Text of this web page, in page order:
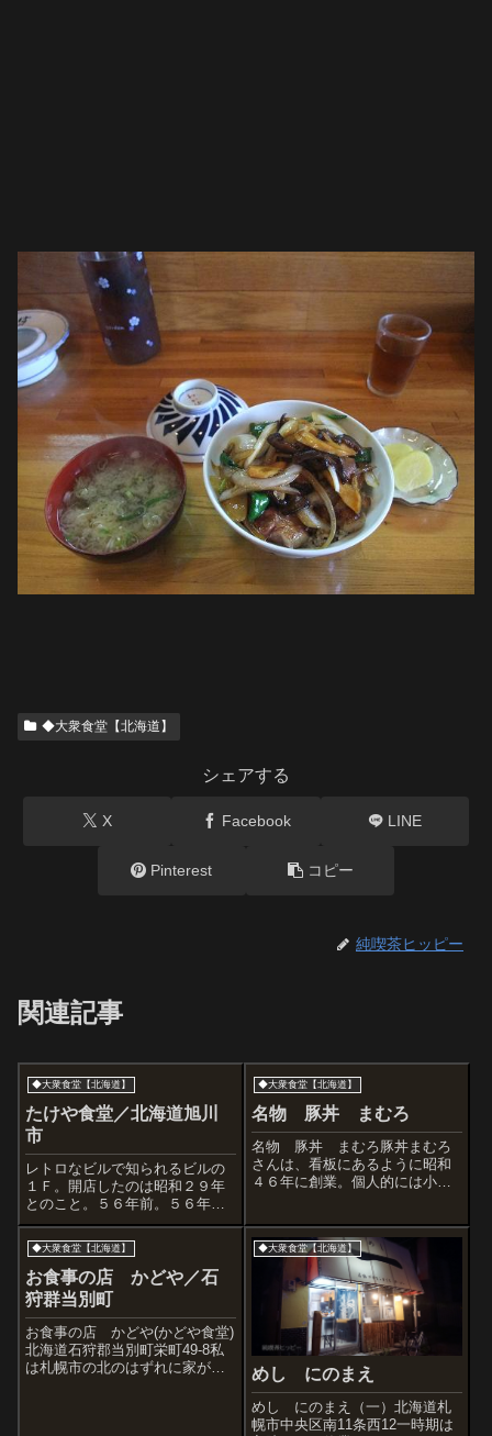
◆大衆食堂【北海道】
シェアする
X Facebook LINE
Pinterest コピー
純喫茶ヒッピー
関連記事
◆大衆食堂【北海道】
たけや食堂／北海道旭川
市
レトロなビルで知られるビルの
１Ｆ。開店したのは昭和２９年
とのこと。５６年前。５６年
前。５６年前。 wここの奥様の
ファッションや髪形すばらしい
です。これぞ日本の伝統美。注
文。みそラーメン＋チャーシュ
ー。こりゃまた胡麻が効いてて
うまい風味でごん...
◆大衆食堂【北海道】
名物 豚丼 まむろ
名物 豚丼 まむろ豚丼まむろ
さんは、看板にあるように昭和
４６年に創業。個人的には小学
「プリンス会館」一階にあった
が、なんと大火事に見舞われ、
二丁ほど西に移転し現在地で営
業している...
◆大衆食堂【北海道】
お食事の店 かどや／石
狩群当別町
お食事の店 かどや(かどや食堂)
北海道石狩郡当別町栄町49-8私
は札幌市の北のはずれに家があ
◆大衆食堂【北海道】
めし にのまえ
めし にのまえ（一）北海道札
幌市中央区南11条西12一時期は